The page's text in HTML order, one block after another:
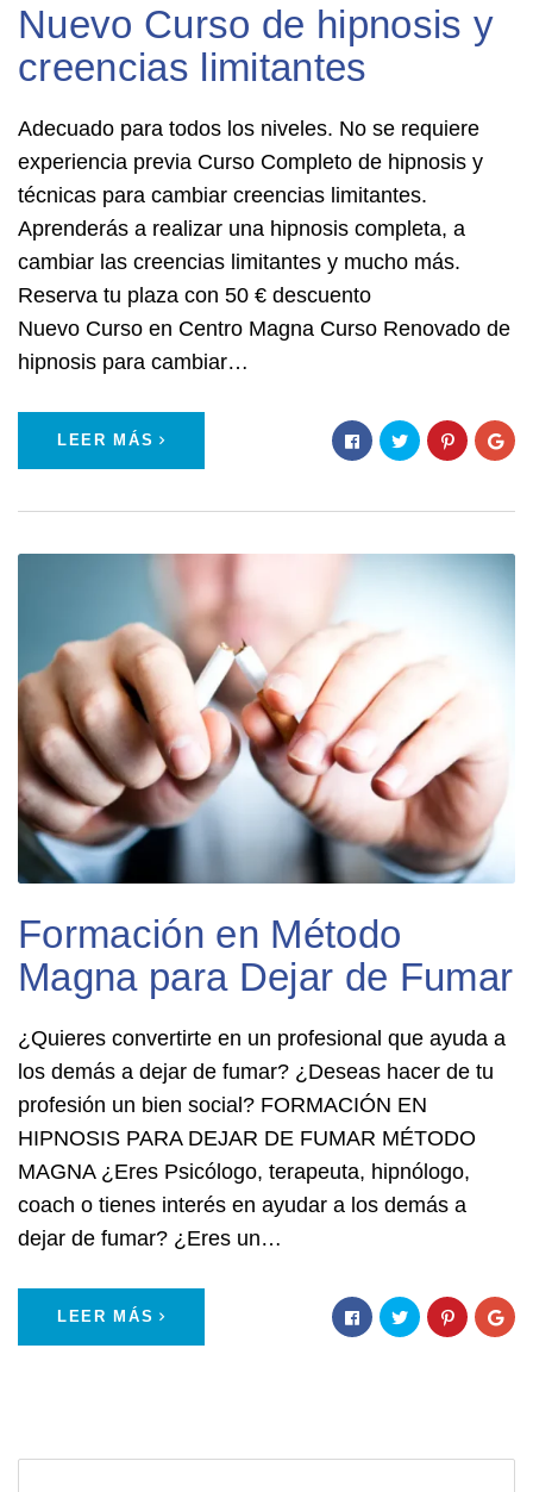
Nuevo Curso de hipnosis y
creencias limitantes
Adecuado para todos los niveles. No se requiere
experiencia previa Curso Completo de hipnosis y
técnicas para cambiar creencias limitantes.
Aprenderás a realizar una hipnosis completa, a
cambiar las creencias limitantes y mucho más.
Reserva tu plaza con 50 € descuento
Nuevo Curso en Centro Magna Curso Renovado de
hipnosis para cambiar…
LEER MÁS
Formación en Método
Magna para Dejar de Fumar
¿Quieres convertirte en un profesional que ayuda a
los demás a dejar de fumar? ¿Deseas hacer de tu
profesión un bien social? FORMACIÓN EN
HIPNOSIS PARA DEJAR DE FUMAR MÉTODO
MAGNA ¿Eres Psicólogo, terapeuta, hipnólogo,
coach o tienes interés en ayudar a los demás a
dejar de fumar? ¿Eres un…
LEER MÁS